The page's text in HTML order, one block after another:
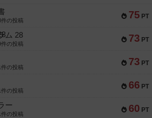
75 PT
件の投稿
73 PT
ム 28
件の投稿
73 PT
件の投稿
66 PT
件の投稿
60 PT
ー
件の投稿